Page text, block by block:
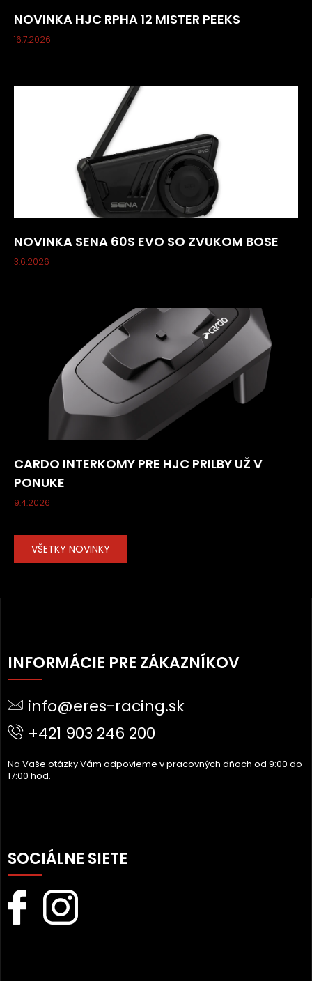
NOVINKA HJC RPHA 12 MISTER PEEKS
16.7.2026
NOVINKA SENA 60S EVO SO ZVUKOM BOSE
3.6.2026
CARDO INTERKOMY PRE HJC PRILBY UŽ V
PONUKE
9.4.2026
VŠETKY NOVINKY
Á
P
T
INFORMÁCIE PRE ZÁKAZNÍKOV
info@eres-racing.sk
+421 903 246 200
Na Vaše otázky Vám odpovieme v pracovných dňoch od 9:00 do
17:00 hod.
SOCIÁLNE SIETE